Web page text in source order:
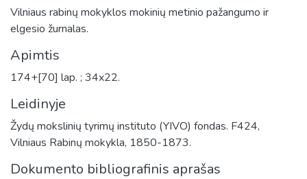
Vilniaus rabinų mokyklos mokinių metinio pažangumo ir
elgesio žurnalas.
Apimtis
174+[70] lap. ; 34x22.
Leidinyje
Žydų mokslinių tyrimų instituto (YIVO) fondas. F424,
Vilniaus Rabinų mokykla, 1850-1873.
Dokumento bibliografinis aprašas